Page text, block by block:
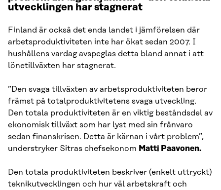
utvecklingen har stagnerat
Finland är också det enda landet i jämförelsen där
arbetsproduktiviteten inte har ökat sedan 2007. I
hushållens vardag avspeglas detta bland annat i att
lönetillväxten har stagnerat.
”Den svaga tillväxten av arbetsproduktiviteten beror
främst på totalproduktivitetens svaga utveckling.
Den totala produktiviteten är en viktig beståndsdel av
ekonomisk tillväxt som har lyst med sin frånvaro
sedan finanskrisen. Detta är kärnan i vårt problem”,
understryker Sitras chefsekonom Matti Paavonen.
Den totala produktiviteten beskriver (enkelt uttryckt)
teknikutvecklingen och hur väl arbetskraft och